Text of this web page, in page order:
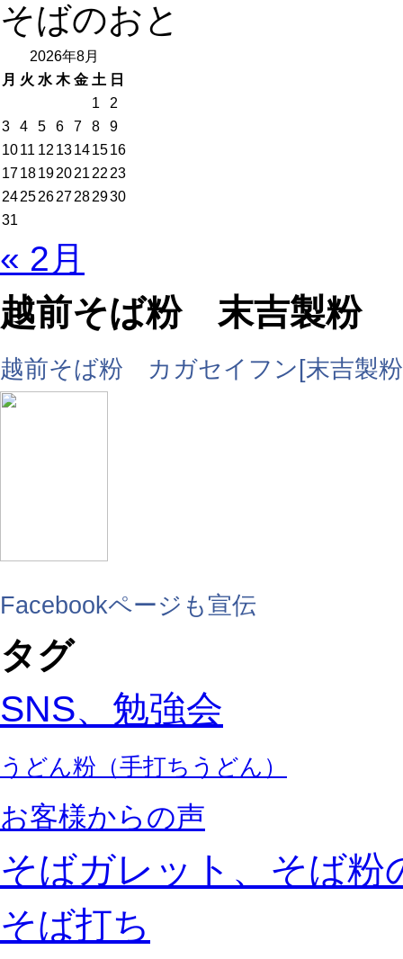
そばのおと
2026年8月
月 火 水 木 金 土 日
1
2
3
4 5 6 7 8
9
1011 12 13141516
1718192021 22 23
24252627282930
31
« 2月
越前そば粉 末吉製粉
越前そば粉 カガセイフン[末吉製
Facebookページも宣伝
タグ
SNS、勉強会
うどん粉（手打ちうどん）
お客様からの声
そばガレット、そば粉
そば打ち